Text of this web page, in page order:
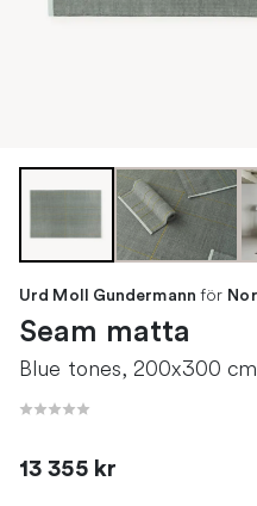
Urd Moll Gundermann för
Seam matta
Blue tones, 200x300 cm
13 355 kr